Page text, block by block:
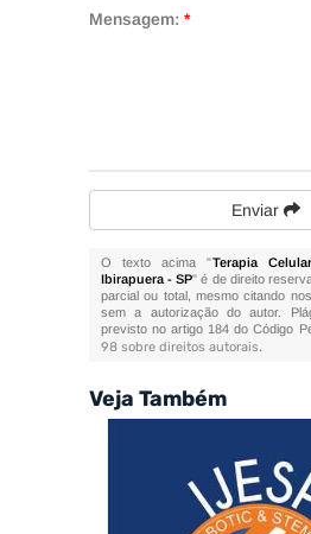
Mensagem: *
Enviar
O texto acima "Terapia
Ibirapuera - SP" é de direito
parcial ou total, mesmo citando
sem a autorização do autor.
previsto no artigo 184 do Código
98 sobre direitos autorais.
Veja Também